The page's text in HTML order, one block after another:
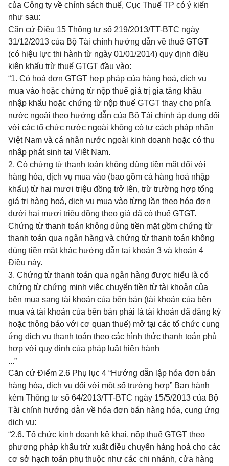
của Công ty về chính sách thuế, Cục Thuế TP có ý kiến
như sau:
Căn cứ Điều 15 Thông tư số 219/2013/TT-BTC ngày
31/12/2013 của Bộ Tài chính hướng dẫn về thuế GTGT
(có hiệu lực thi hành từ ngày 01/01/2014) quy định điều
kiện khấu trừ thuế GTGT đầu vào:
“1. Có hoá đơn GTGT hợp pháp của hàng hoá, dịch vụ
mua vào hoặc chứng từ nộp thuế giá trị gia tăng khâu
nhập khẩu hoặc chứng từ nộp thuế GTGT thay cho phía
nước ngoài theo hướng dẫn của Bộ Tài chính áp dụng đối
với các tổ chức nước ngoài không có tư cách pháp nhân
Việt Nam và cá nhân nước ngoài kinh doanh hoặc có thu
nhập phát sinh tại Việt Nam.
2. Có chứng từ thanh toán không dùng tiền mặt đối với
hàng hóa, dịch vụ mua vào (bao gồm cả hàng hoá nhập
khẩu) từ hai mươi triệu đồng trở lên, trừ trường hợp tổng
giá trị hàng hoá, dịch vụ mua vào từng lần theo hóa đơn
dưới hai mươi triệu đồng theo giá đã có thuế GTGT.
Chứng từ thanh toán không dùng tiền mặt gồm chứng từ
thanh toán qua ngân hàng và chứng từ thanh toán không
dùng tiền mặt khác hướng dẫn tại khoản 3 và khoản 4
Điều này.
3. Chứng từ thanh toán qua ngân hàng được hiểu là có
chứng từ chứng minh việc chuyển tiền từ tài khoản của
bên mua sang tài khoản của bên bán (tài khoản của bên
mua và tài khoản của bên bán phải là tài khoản đã đăng ký
hoặc thông báo với cơ quan thuế) mở tại các tổ chức cung
ứng dịch vụ thanh toán theo các hình thức thanh toán phù
hợp với quy định của pháp luật hiện hành
...”
Căn cứ Điểm 2.6 Phụ lục 4 “Hướng dẫn lập hóa đơn bán
hàng hóa, dịch vụ đối với một số trường hợp” Ban hành
kèm Thông tư số 64/2013/TT-BTC ngày 15/5/2013 của Bộ
Tài chính hướng dẫn về hóa đơn bán hàng hóa, cung ứng
dịch vụ:
“2.6. Tổ chức kinh doanh kê khai, nộp thuế GTGT theo
phương pháp khấu trừ xuất điều chuyển hàng hoá cho các
cơ sở hạch toán phụ thuộc như các chi nhánh, cửa hàng